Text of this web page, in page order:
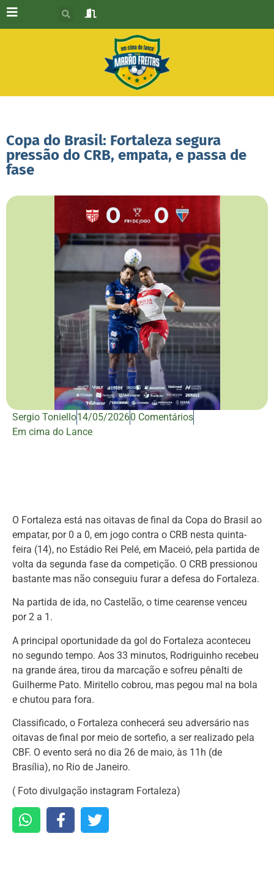
Copa do Brasil: Fortaleza segura
pressão do CRB, empata, e passa de
fase
Sergio Toniello14/05/20260 Comentários
Em cima do Lance
O Fortaleza está nas oitavas de final da Copa do Brasil ao
empatar, por 0 a 0, em jogo contra o CRB nesta quinta-
feira (14), no Estádio Rei Pelé, em Maceió, pela partida de
volta da segunda fase da competição. O CRB pressionou
bastante mas não conseguiu furar a defesa do Fortaleza.
Na partida de ida, no Castelão, o time cearense venceu
por 2 a 1.
A principal oportunidade da gol do Fortaleza aconteceu
no segundo tempo. Aos 33 minutos, Rodriguinho recebeu
na grande área, tirou da marcação e sofreu pênalti de
Guilherme Pato. Miritello cobrou, mas pegou mal na bola
e chutou para fora.
Classificado, o Fortaleza conhecerá seu adversário nas
oitavas de final por meio de sortefio, a ser realizado pela
CBF. O evento será no dia 26 de maio, às 11h (de
Brasília), no Rio de Janeiro.
( Foto divulgação instagram Fortaleza)